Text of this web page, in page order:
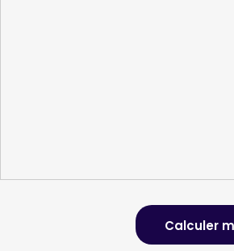
Calculer